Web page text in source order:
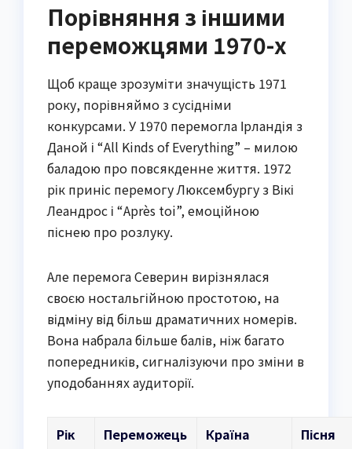
Порівняння з іншими
переможцями 1970-х
Щоб краще зрозуміти значущість 1971
року, порівняймо з сусідніми
конкурсами. У 1970 перемогла Ірландія з
Даной і “All Kinds of Everything” – милою
баладою про повсякденне життя. 1972
рік приніс перемогу Люксембургу з Вікі
Леандрос і “Après toi”, емоційною
піснею про розлуку.
Але перемога Северин вирізнялася
своєю ностальгійною простотою, на
відміну від більш драматичних номерів.
Вона набрала більше балів, ніж багато
попередників, сигналізуючи про зміни в
уподобаннях аудиторії.
Рік Переможець Країна Пісня